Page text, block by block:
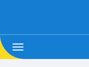
Toggle
navigation